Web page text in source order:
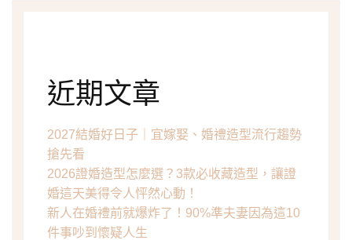
近期文章
2027結婚好日子｜宜嫁娶、婚禮造型流行趨勢
搶先看
2026證婚造型怎麼選？3款必收藏造型，讓證
婚這天美得令人怦然心動！
新人在婚禮前就爆炸了！90%準夫妻因為這10
件事吵到懷疑人生